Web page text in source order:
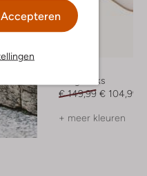
Accepteren
Slingbacks
€ 149,99 € 104,99
+ meer kleuren